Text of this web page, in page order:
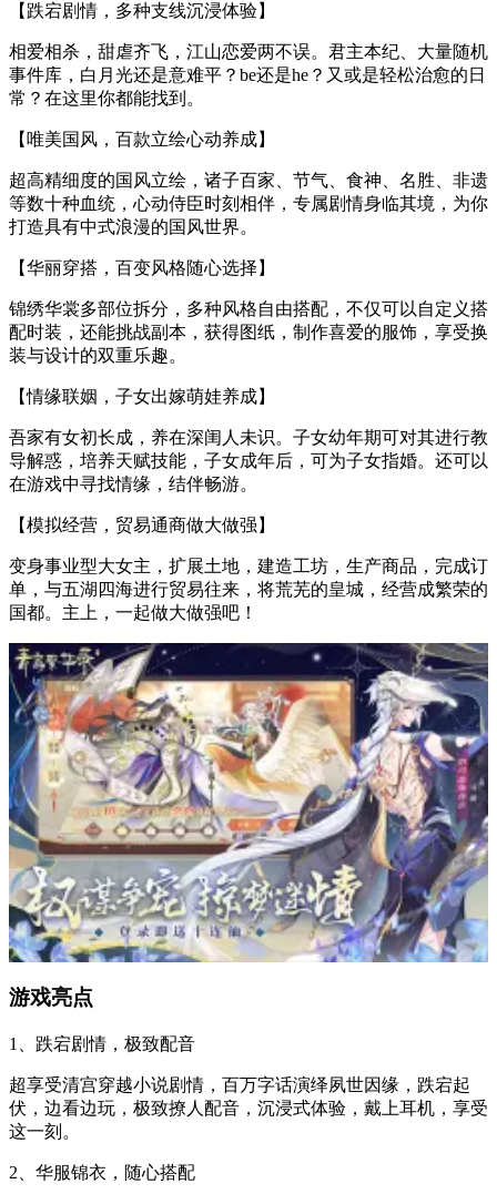
【跌宕剧情，多种支线沉浸体验】
相爱相杀，甜虐齐飞，江山恋爱两不误。君主本纪、大量随机
事件库，白月光还是意难平？be还是he？又或是轻松治愈的日
常？在这里你都能找到。
【唯美国风，百款立绘心动养成】
超高精细度的国风立绘，诸子百家、节气、食神、名胜、非遗
等数十种血统，心动侍臣时刻相伴，专属剧情身临其境，为你
打造具有中式浪漫的国风世界。
【华丽穿搭，百变风格随心选择】
锦绣华裳多部位拆分，多种风格自由搭配，不仅可以自定义搭
配时装，还能挑战副本，获得图纸，制作喜爱的服饰，享受换
装与设计的双重乐趣。
【情缘联姻，子女出嫁萌娃养成】
吾家有女初长成，养在深闺人未识。子女幼年期可对其进行教
导解惑，培养天赋技能，子女成年后，可为子女指婚。还可以
在游戏中寻找情缘，结伴畅游。
【模拟经营，贸易通商做大做强】
变身事业型大女主，扩展土地，建造工坊，生产商品，完成订
单，与五湖四海进行贸易往来，将荒芜的皇城，经营成繁荣的
国都。主上，一起做大做强吧！
游戏亮点
1、跌宕剧情，极致配音
超享受清宫穿越小说剧情，百万字话演绎夙世因缘，跌宕起
伏，边看边玩，极致撩人配音，沉浸式体验，戴上耳机，享受
这一刻。
2、华服锦衣，随心搭配